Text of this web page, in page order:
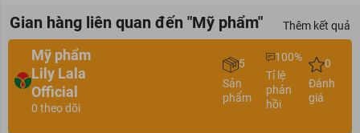
Gian hàng liên quan đến "Mỹ phẩm" Thêm kết quả
Mỹ phẩm
Lily Lala
Official
0 theo dõi
5
Sản
phẩm
100%
Tỉ lệ
phản
hồi
0
Đánh
giá